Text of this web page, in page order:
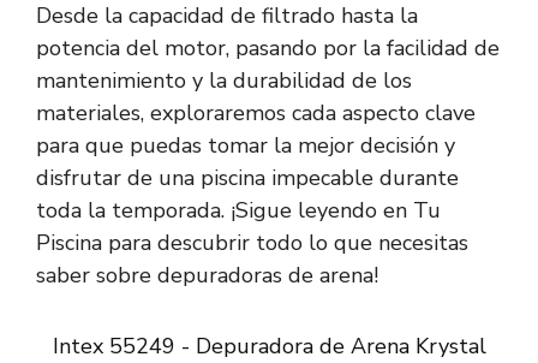
Desde la capacidad de filtrado hasta la
potencia del motor, pasando por la facilidad de
mantenimiento y la durabilidad de los
materiales, exploraremos cada aspecto clave
para que puedas tomar la mejor decisión y
disfrutar de una piscina impecable durante
toda la temporada. ¡Sigue leyendo en Tu
Piscina para descubrir todo lo que necesitas
saber sobre depuradoras de arena!
Intex 55249 - Depuradora de Arena Krystal